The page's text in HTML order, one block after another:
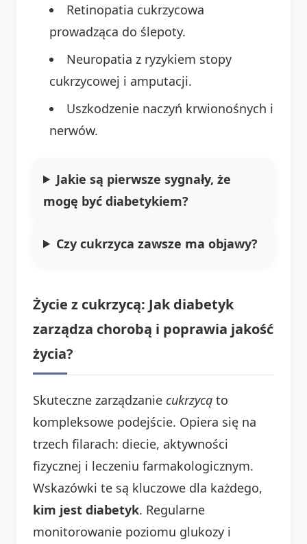
Retinopatia cukrzycowa
prowadząca do ślepoty.
Neuropatia z ryzykiem stopy
cukrzycowej i amputacji.
Uszkodzenie naczyń krwionośnych i
nerwów.
Jakie są pierwsze sygnały, że
mogę być diabetykiem?
Czy cukrzyca zawsze ma objawy?
Życie z cukrzycą: Jak diabetyk
zarządza chorobą i poprawia jakość
życia?
Skuteczne zarządzanie cukrzycą to
kompleksowe podejście. Opiera się na
trzech filarach: diecie, aktywności
fizycznej i leczeniu farmakologicznym.
Wskazówki te są kluczowe dla każdego,
kim jest diabetyk. Regularne
monitorowanie poziomu glukozy i